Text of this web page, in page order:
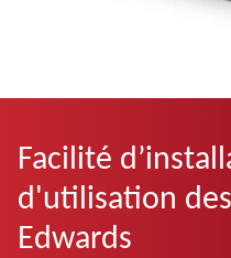
Facilité
d'utilisation
Edwards